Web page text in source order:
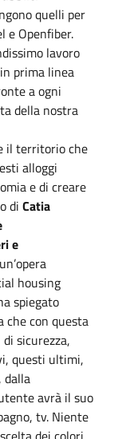
quelli per
e Openfiber.
lavoro
prima linea
a ogni
della nostra
il territorio che
alloggi
e di creare
di Catia
e
housing
spiegato
che con questa
sicurezza,
questi ultimi,
dalla
avrà il suo
tv. Niente